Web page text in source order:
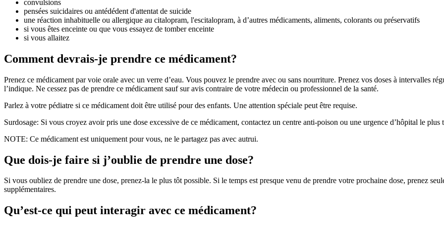
convulsions
pensées suicidaires ou antédédent d'attentat de suicide
une réaction inhabituelle ou allergique au citalopram, l'escitalopram, à d’autres médicaments, aliments, colorants ou préservatifs
si vous êtes enceinte ou que vous essayez de tomber enceinte
si vous allaitez
Comment devrais-je prendre ce médicament?
Prenez ce médicament par voie orale avec un verre d’eau. Vous pouvez le prendre avec ou sans nourriture. Prenez vos doses à intervalles
l’indique. Ne cessez pas de prendre ce médicament sauf sur avis contraire de votre médecin ou professionnel de la santé.
Parlez à votre pédiatre si ce médicament doit être utilisé pour des enfants. Une attention spéciale peut être requise.
Surdosage: Si vous croyez avoir pris une dose excessive de ce médicament, contactez un centre anti-poison ou une urgence d’hôpital le plus
NOTE: Ce médicament est uniquement pour vous, ne le partagez pas avec autrui.
Que dois-je faire si j’oublie de prendre une dose?
Si vous oubliez de prendre une dose, prenez-la le plus tôt possible. Si le temps est presque venu de prendre votre prochaine dose, prenez
supplémentaires.
Qu’est-ce qui peut interagir avec ce médicament?